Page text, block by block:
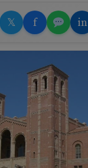
𝕏 f in